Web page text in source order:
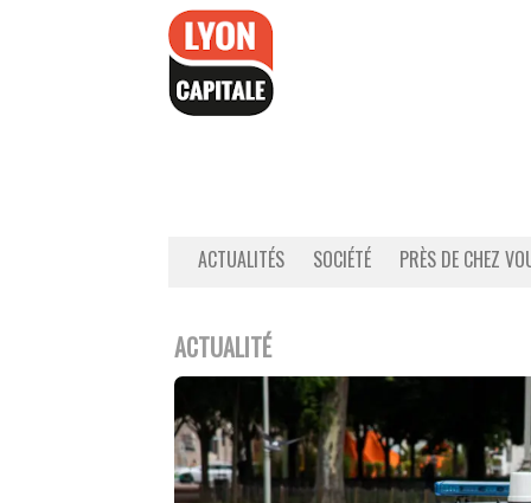
ACTUALITÉS SOCIÉTÉ PRÈS DE CHEZ
ACTUALITÉ